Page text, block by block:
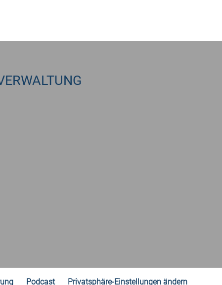
Podcast Privatsphäre-Einstellungen ändern